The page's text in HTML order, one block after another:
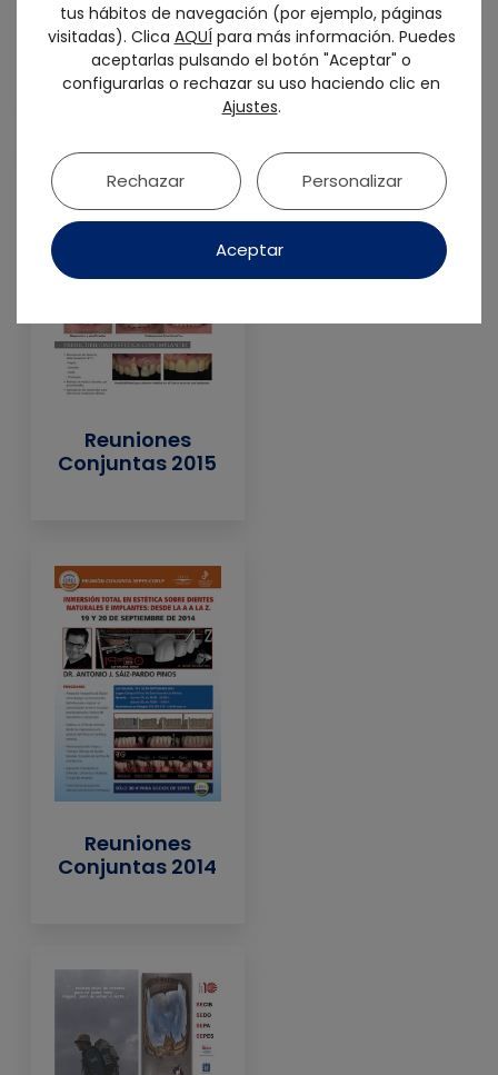
Reuniones
Conjuntas 2016
Girona
Reuniones
Conjuntas 2015
Reuniones
Conjuntas 2014
tus hábitos de navegación (por ejemplo, páginas
visitadas). Clica AQUÍpara más información. Puedes
aceptarlas pulsando el botón "Aceptar" o
configurarlas o rechazar su uso haciendo clic en
Ajustes.
Aceptar
Rechazar Personalizar